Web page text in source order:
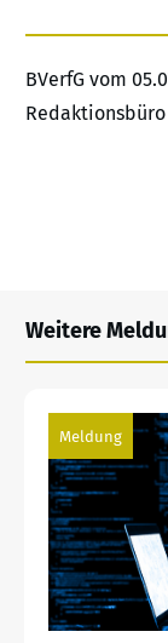
BVerfG vom
Redaktionsbüro
Weitere
Meldung